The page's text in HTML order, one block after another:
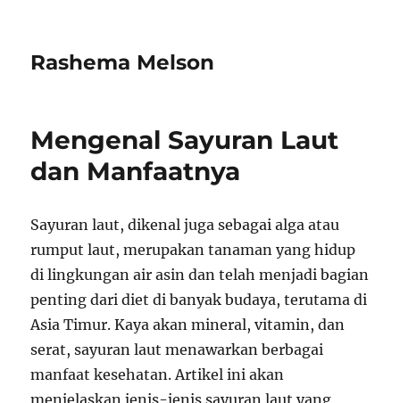
Rashema Melson
Mengenal Sayuran Laut
dan Manfaatnya
Sayuran laut, dikenal juga sebagai alga atau
rumput laut, merupakan tanaman yang hidup
di lingkungan air asin dan telah menjadi bagian
penting dari diet di banyak budaya, terutama di
Asia Timur. Kaya akan mineral, vitamin, dan
serat, sayuran laut menawarkan berbagai
manfaat kesehatan. Artikel ini akan
menjelaskan jenis-jenis sayuran laut yang